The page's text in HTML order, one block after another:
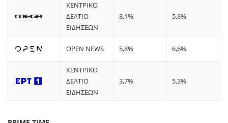
ΚΕΝΤΡΙΚΟ
ΔΕΛΤΙΟ
ΕΙΔΗΣΕΩΝ
8,1% 5,8%
OPEN NEWS 5,8% 6,6%
ΚΕΝΤΡΙΚΟ
ΔΕΛΤΙΟ
ΕΙΔΗΣΕΩΝ
3,7% 5,3%